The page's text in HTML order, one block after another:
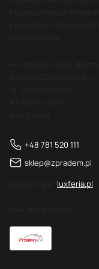
+48 781 520 111
sklep@zpradem.pl
luxferia.pl